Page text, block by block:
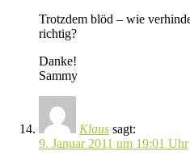
Trotzdem blöd – wie
richtig?
Danke!
Sammy
Klaus sagt:
9. Januar 2011 um 19:01 Uhr